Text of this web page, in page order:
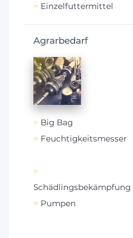
Einzelfuttermittel
Agrarbedarf
Big Bag
Feuchtigkeitsmesser
Schädlingsbekämpfung
Pumpen